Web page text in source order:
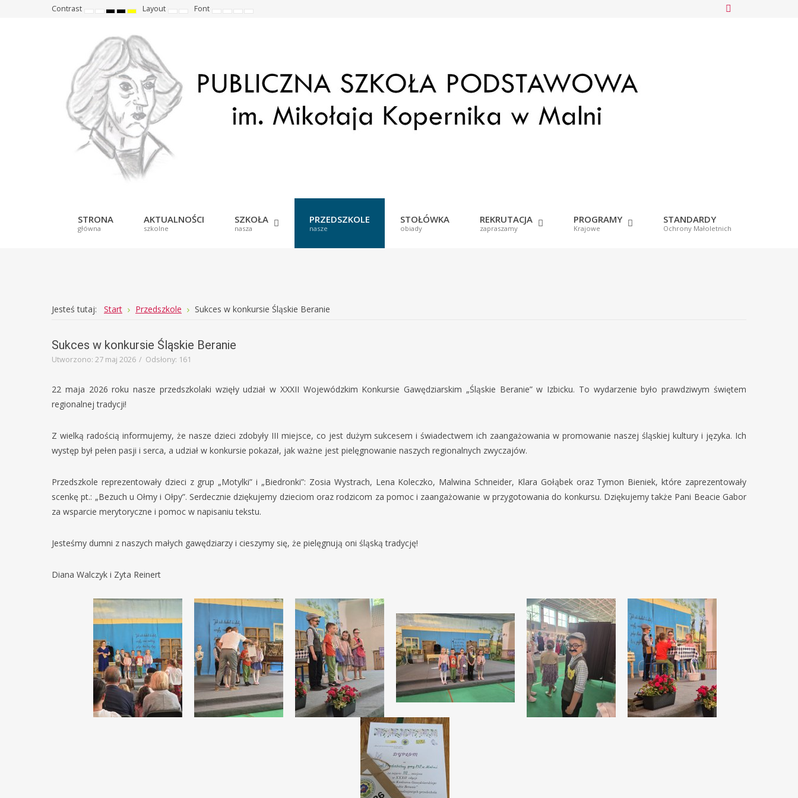
Contrast
Default
NightHigh
white
mode
High
yellow
mode
High
black
mode
Layout
FixedWide
Font
SetSetMake
Set
STRONA
główna
AKTUALNOŚCI
szkolne
SZKOŁA
nasza
PRZEDSZKOLE
nasze
STOŁÓWKA
obiady
REKRUTACJA
zapraszamy
PROGRAMY
Krajowe
STANDARDY
Ochrony Małoletnich
Jesteś tutaj: Start Przedszkole Sukces w konkursie Śląskie Beranie
Sukces w konkursie Śląskie Beranie
Utworzono: 27 maj 2026 Odsłony: 161
22 maja 2026 roku nasze przedszkolaki wzięły udział w XXXII Wojewódzkim Konkursie Gawędziarskim „Śląskie Beranie” w Izbicku. To wydarzenie było prawdziwym świętem
regionalnej tradycji!
Z wielką radością informujemy, że nasze dzieci zdobyły III miejsce, co jest dużym sukcesem i świadectwem ich zaangażowania w promowanie naszej śląskiej kultury i języka. Ich
występ był pełen pasji i serca, a udział w konkursie pokazał, jak ważne jest pielęgnowanie naszych regionalnych zwyczajów.
Przedszkole reprezentowały dzieci z grup „Motylki” i „Biedronki”: Zosia Wystrach, Lena Koleczko, Malwina Schneider, Klara Gołąbek oraz Tymon Bieniek, które zaprezentowały
scenkę pt.: „Bezuch u Ołmy i Ołpy”. Serdecznie dziękujemy dzieciom oraz rodzicom za pomoc i zaangażowanie w przygotowania do konkursu. Dziękujemy także Pani Beacie Gabor
za wsparcie merytoryczne i pomoc w napisaniu tekstu.
Jesteśmy dumni z naszych małych gawędziarzy i cieszymy się, że pielęgnują oni śląską tradycję!
Diana Walczyk i Zyta Reinert